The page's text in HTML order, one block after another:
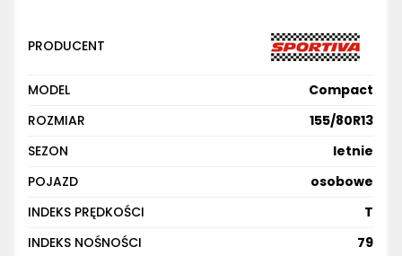
PRODUCENT
MODEL
Compact
ROZMIAR
155/80R13
SEZON
letnie
POJAZD
osobowe
INDEKS PRĘDKOŚCI
T
INDEKS NOŚNOŚCI
79